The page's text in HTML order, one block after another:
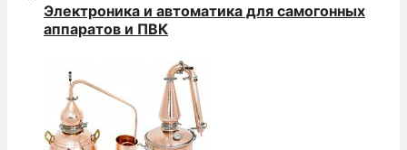
Электроника и автоматика для самогонных
аппаратов и ПВК